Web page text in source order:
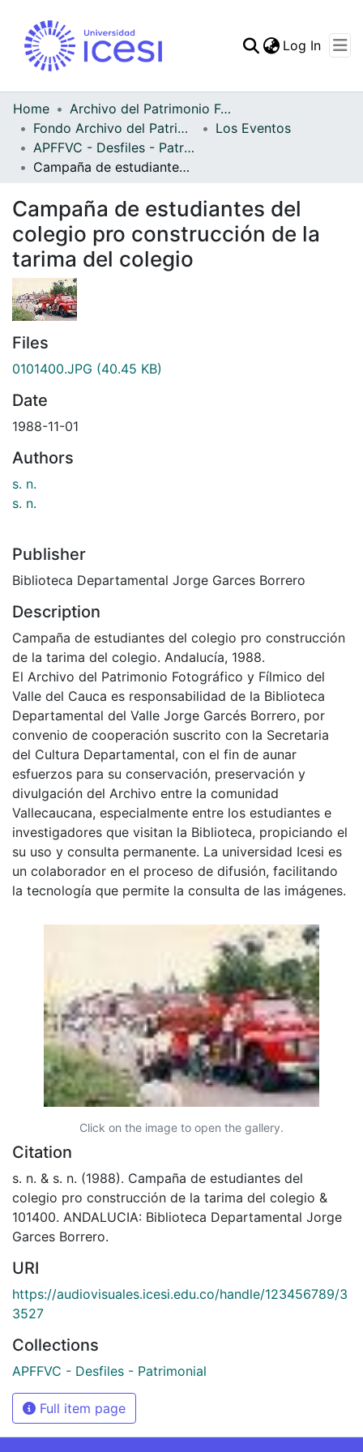
Statistics
Log In
Home
Archivo del Patrimonio Fotográfico y Fílmico del Valle del Cauca
Fondo Archivo del Patrimonio Fotográfico y Fílmico del Valle del Cauca
Los Eventos
APFFVC - Desfiles - Patrimonial
Campaña de estudiantes del colegio pro construcción de la tarima del colegio
Campaña de estudiantes del
colegio pro construcción de la
tarima del colegio
Files
0101400.JPG (40.45 KB)
Date
1988-11-01
Authors
s. n.
s. n.
Publisher
Biblioteca Departamental Jorge Garces Borrero
Description
Campaña de estudiantes del colegio pro construcción
de la tarima del colegio. Andalucía, 1988.
El Archivo del Patrimonio Fotográfico y Fílmico del
Valle del Cauca es responsabilidad de la Biblioteca
Departamental del Valle Jorge Garcés Borrero, por
convenio de cooperación suscrito con la Secretaria
del Cultura Departamental, con el fin de aunar
esfuerzos para su conservación, preservación y
divulgación del Archivo entre la comunidad
Vallecaucana, especialmente entre los estudiantes e
investigadores que visitan la Biblioteca, propiciando el
su uso y consulta permanente. La universidad Icesi es
un colaborador en el proceso de difusión, facilitando
la tecnología que permite la consulta de las imágenes.
Click on the image to open the gallery.
Citation
s. n. & s. n. (1988). Campaña de estudiantes del
colegio pro construcción de la tarima del colegio &
101400. ANDALUCIA: Biblioteca Departamental Jorge
Garces Borrero.
URI
https://audiovisuales.icesi.edu.co/handle/123456789/3
3527
Collections
APFFVC - Desfiles - Patrimonial
Full item page